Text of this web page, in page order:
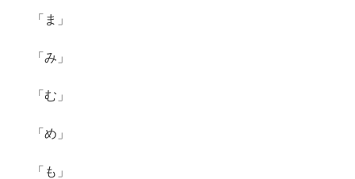
「ま」
「み」
「む」
「め」
「も」